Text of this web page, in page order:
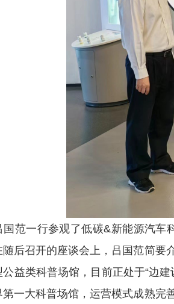
一行参观了低碳&新能源汽车科
随后召开的座谈会上，吕国范简要
公益类科普场馆，目前正处于“边
第一大科普场馆，运营模式成熟完